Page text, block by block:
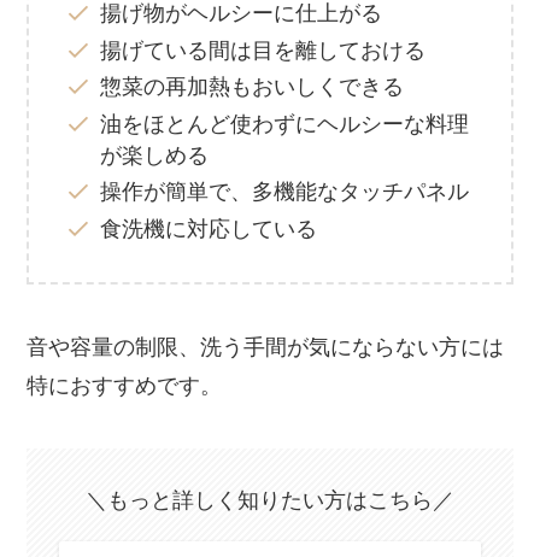
揚げ物がヘルシーに仕上がる
揚げている間は目を離しておける
惣菜の再加熱もおいしくできる
油をほとんど使わずにヘルシーな料理
が楽しめる
操作が簡単で、多機能なタッチパネル
食洗機に対応している
音や容量の制限、洗う手間が気にならない方には
特におすすめです。
＼もっと詳しく知りたい方はこちら／